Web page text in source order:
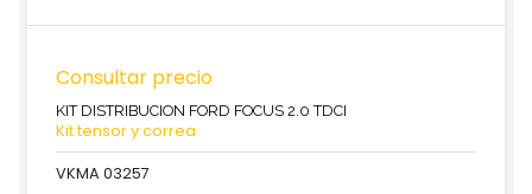
Consultar precio
KIT DISTRIBUCION FORD FOCUS 2.0 TDCI
Kit tensor y correa
VKMA 03257